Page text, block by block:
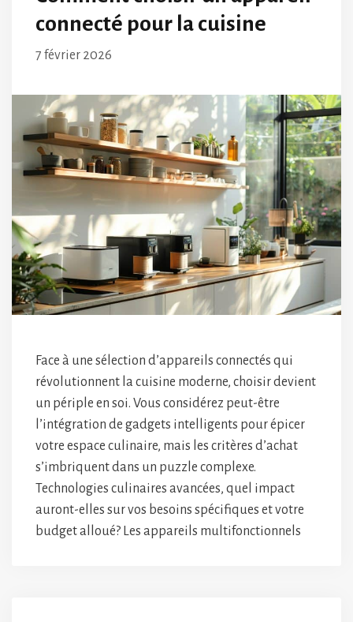
connecté pour la cuisine
7 février 2026
Face à une sélection d’appareils connectés qui
révolutionnent la cuisine moderne, choisir devient
un périple en soi. Vous considérez peut-être
l’intégration de gadgets intelligents pour épicer
votre espace culinaire, mais les critères d’achat
s’imbriquent dans un puzzle complexe.
Technologies culinaires avancées, quel impact
auront-elles sur vos besoins spécifiques et votre
budget alloué? Les appareils multifonctionnels